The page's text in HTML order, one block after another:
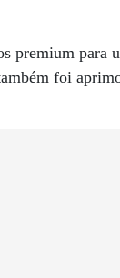
premium para
foi